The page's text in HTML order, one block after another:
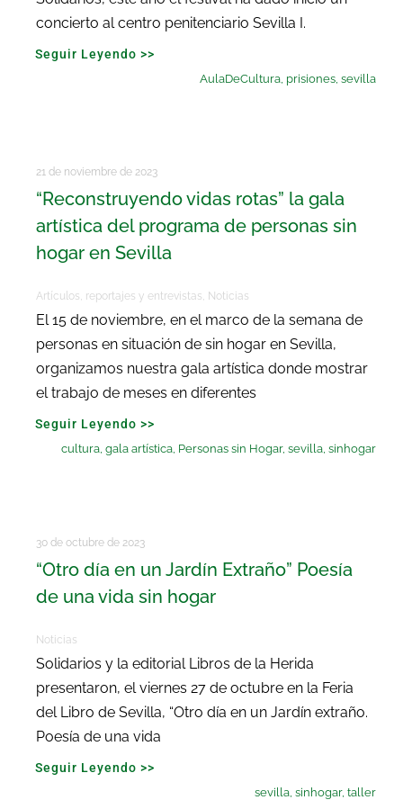
concierto al centro penitenciario Sevilla I.
Seguir Leyendo >>
AulaDeCultura prisiones ,sevilla
21 de noviembre de 2023
“Reconstruyendo vidas rotas” la gala
artística del programa de personas sin
hogar en Sevilla
Artículos, reportajes y entrevistas, Noticias
El 15 de noviembre, en el marco de la semana de
personas en situación de sin hogar en Sevilla,
organizamos nuestra gala artística donde mostrar
el trabajo de meses en diferentes
Seguir Leyendo >>
cultura,gala artística, Personas sin Hogar,sevilla,sinhogar
30 de octubre de 2023
“Otro día en un Jardín Extraño” Poesía
de una vida sin hogar
Noticias
Solidarios y la editorial Libros de la Herida
presentaron, el viernes 27 de octubre en la Feria
del Libro de Sevilla, “Otro día en un Jardín extraño.
Poesía de una vida
Seguir Leyendo >>
sevilla,sinhogar,taller